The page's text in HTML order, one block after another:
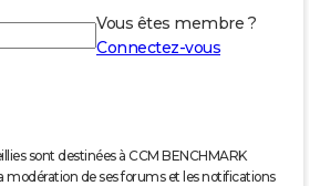
Vous êtes membre ?
Connectez-vous
sont destinées à CCM BENCHMARK
modération de ses forums et les notifications